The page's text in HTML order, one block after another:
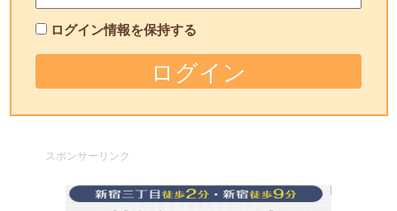
ログイン情報を保持する
スポンサーリンク